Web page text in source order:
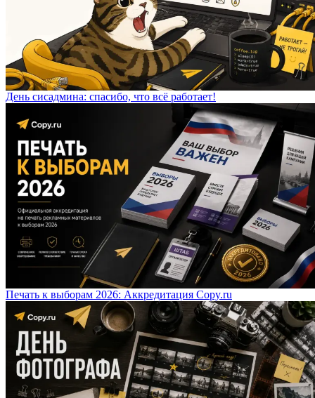
День сисадмина: спасибо, что всё работает!
Печать к выборам 2026: Аккредитация Copy.ru